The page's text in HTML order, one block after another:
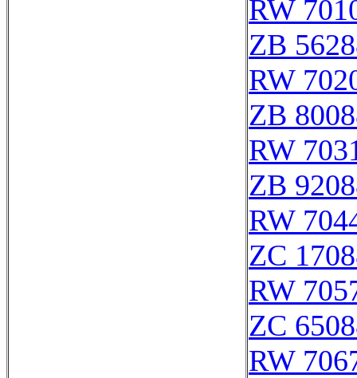
RW
ZB
RW
ZB
RW
ZB
RW
ZC
RW
ZC
RW